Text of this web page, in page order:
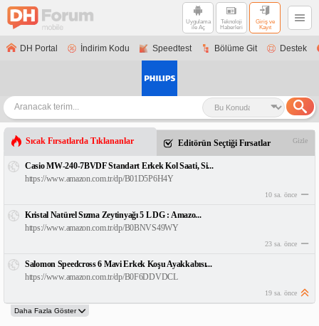
Uygulama
ile Aç
Teknoloji
Haberleri
Giriş ve
Kayıt
DH Portal İndirim Kodu Speedtest Bölüme Git Destek
Sıcak Fırsatlarda Tıklananlar Editörün Seçtiği Fırsatlar Gizle
Casio MW-240-7BVDF Standart Erkek Kol Saati, Si...
https://www.amazon.com.tr/dp/B01D5P6H4Y
10 sa. önce
Kristal Natürel Sızma Zeytinyağı 5 L DG : Amazo...
https://www.amazon.com.tr/dp/B0BNVS49WY
23 sa. önce
Salomon Speedcross 6 Mavi Erkek Koşu Ayakkabısı...
https://www.amazon.com.tr/dp/B0F6DDVDCL
19 sa. önce